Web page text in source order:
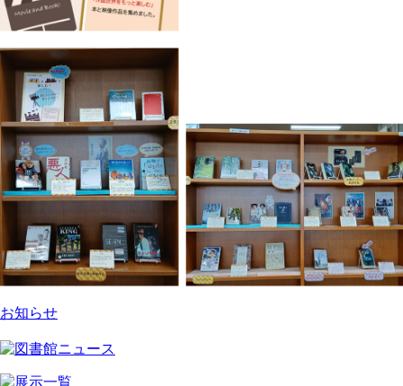
お知らせ